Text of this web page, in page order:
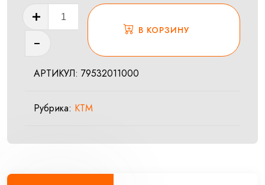
Количество
товара
Диск
сцепления
(фрикционный)EXC/
05-
Замена
с
В КОРЗИНУ
АРТИКУЛ: 79532011000
Рубрика: KTM